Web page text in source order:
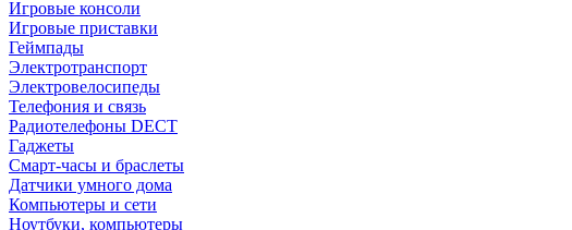
Игровые консоли
Игровые приставки
Геймпады
Электротранспорт
Электровелосипеды
Телефония и связь
Радиотелефоны DECT
Гаджеты
Смарт-часы и браслеты
Датчики умного дома
Компьютеры и сети
Ноутбуки, компьютеры